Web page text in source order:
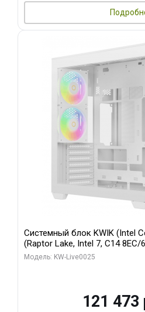
Системный блок KWIK (Intel
(Raptor Lake, Intel 7, C14
модуля)/ Gigabyte RTX5060
Модель: KW-Live0025
121 473